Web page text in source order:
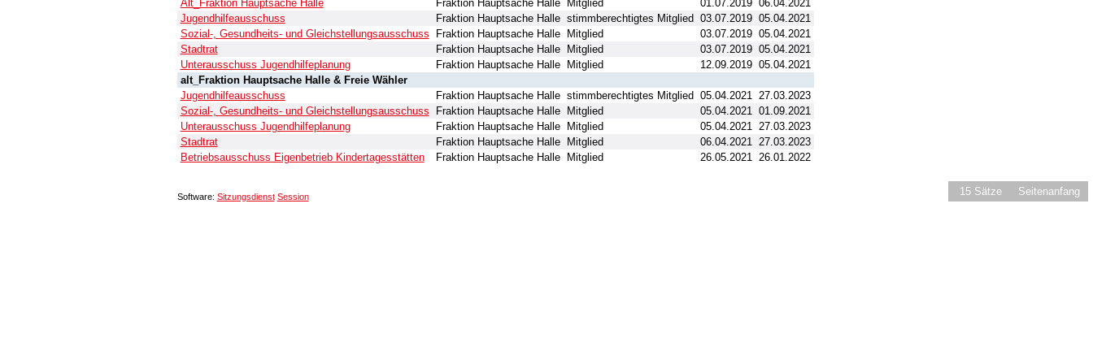
Alt_Fraktion Hauptsache Halle Fraktion Hauptsache Halle Mitglied 01.07.2019 06.04.2021
Jugendhilfeausschuss
Fraktion Hauptsache Halle stimmberechtigtes Mitglied 03.07.2019 05.04.2021
Sozial-, Gesundheits- und Gleichstellungsausschuss
Fraktion Hauptsache Halle Mitglied 03.07.2019 05.04.2021
Stadtrat
Fraktion Hauptsache Halle Mitglied 03.07.2019 05.04.2021
Unterausschuss Jugendhilfeplanung
Fraktion Hauptsache Halle Mitglied 12.09.2019 05.04.2021
alt_Fraktion Hauptsache Halle & Freie Wähler
Jugendhilfeausschuss
Fraktion Hauptsache Halle stimmberechtigtes Mitglied 05.04.2021 27.03.2023
Sozial-, Gesundheits- und Gleichstellungsausschuss
Fraktion Hauptsache Halle Mitglied 05.04.2021 01.09.2021
Unterausschuss Jugendhilfeplanung
Fraktion Hauptsache Halle Mitglied 05.04.2021 27.03.2023
Stadtrat
Fraktion Hauptsache Halle Mitglied 06.04.2021 27.03.2023
Betriebsausschuss Eigenbetrieb Kindertagesstätten
Fraktion Hauptsache Halle Mitglied 26.05.2021 26.01.2022
15 Sätze Seitenanfang
Software: Sitzungsdienst Session